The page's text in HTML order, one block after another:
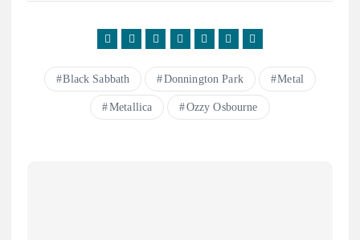
Black Sabbath Donnington Park Metal
Metallica Ozzy Osbourne